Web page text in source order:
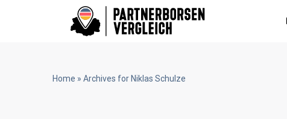
Home » Archives for Niklas Schulze